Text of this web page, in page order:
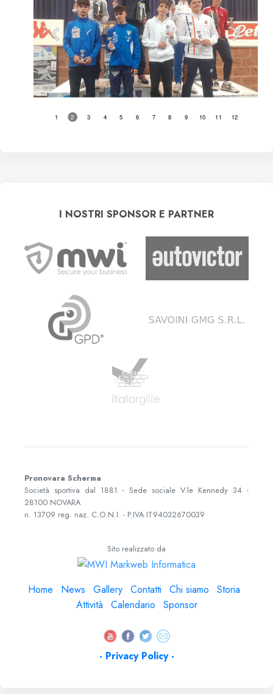
1 2 3 4 5 6 7 8 9 10 11 12
I NOSTRI SPONSOR E PARTNER
Pronovara Scherma
Società sportiva dal 1881 - Sede sociale V.le Kennedy 34 -
28100 NOVARA
n. 13709 reg. naz. C.O.N.I. - P.IVA IT94032670039
Sito realizzato da
Home News Gallery Contatti Chi siamo
Storia
Attività
Calendario Sponsor
- Privacy Policy -